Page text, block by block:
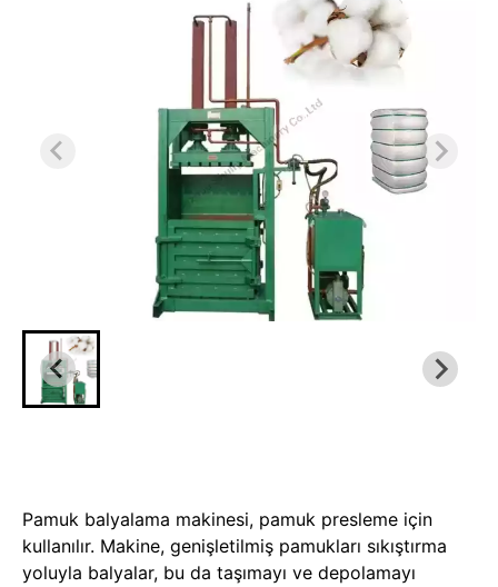
Pamuk balyalama makinesi, pamuk presleme için
kullanılır. Makine, genişletilmiş pamukları sıkıştırma
yoluyla balyalar, bu da taşımayı ve depolamayı